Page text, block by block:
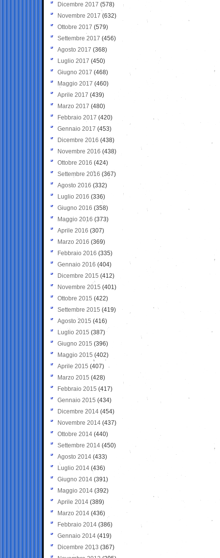
Dicembre 2017 (578)
Novembre 2017 (632)
Ottobre 2017 (579)
Settembre 2017 (456)
Agosto 2017 (368)
Luglio 2017 (450)
Giugno 2017 (468)
Maggio 2017 (460)
Aprile 2017 (439)
Marzo 2017 (480)
Febbraio 2017 (420)
Gennaio 2017 (453)
Dicembre 2016 (438)
Novembre 2016 (438)
Ottobre 2016 (424)
Settembre 2016 (367)
Agosto 2016 (332)
Luglio 2016 (336)
Giugno 2016 (358)
Maggio 2016 (373)
Aprile 2016 (307)
Marzo 2016 (369)
Febbraio 2016 (335)
Gennaio 2016 (404)
Dicembre 2015 (412)
Novembre 2015 (401)
Ottobre 2015 (422)
Settembre 2015 (419)
Agosto 2015 (416)
Luglio 2015 (387)
Giugno 2015 (396)
Maggio 2015 (402)
Aprile 2015 (407)
Marzo 2015 (428)
Febbraio 2015 (417)
Gennaio 2015 (434)
Dicembre 2014 (454)
Novembre 2014 (437)
Ottobre 2014 (440)
Settembre 2014 (450)
Agosto 2014 (433)
Luglio 2014 (436)
Giugno 2014 (391)
Maggio 2014 (392)
Aprile 2014 (389)
Marzo 2014 (436)
Febbraio 2014 (386)
Gennaio 2014 (419)
Dicembre 2013 (367)